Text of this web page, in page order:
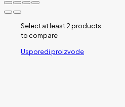
Select at least 2 products
to compare
Usporedi proizvode